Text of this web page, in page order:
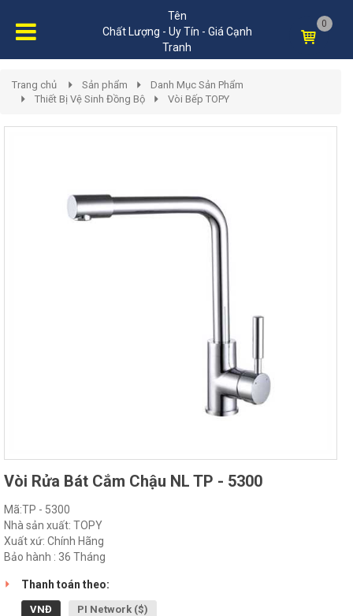
Tên
Chất Lượng - Uy Tín - Giá Cạnh
Tranh
0
Trang chủ Sản phẩm
Danh Mục Sản Phẩm
Thiết Bị Vệ Sinh Đồng Bộ
Vòi Bếp TOPY
Vòi Rửa Bát Cắm Chậu NL TP - 5300
Mã:TP - 5300
Nhà sản xuất: TOPY
Xuất xứ: Chính Hãng
Bảo hành : 36 Tháng
Thanh toán theo:
VNĐ PI Network ($)